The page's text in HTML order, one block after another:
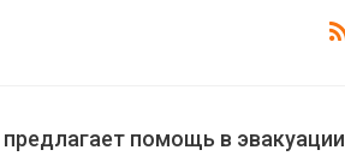
помощь в эвакуации